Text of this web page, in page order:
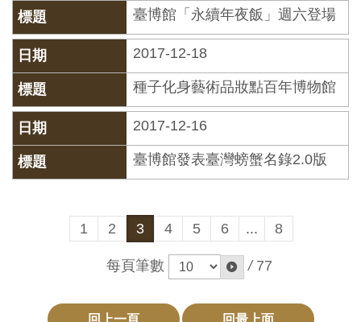
隱
私
權
與
資
訊
安
臺博館「永續年夜飯」週六登場
2017-12-18
種子化身藝術品妝點百年博物館
2017-12-16
臺博館發表臺灣螃蟹名錄2.0版
1 2 3 4 5 6 ... 8
每頁筆數 / 77